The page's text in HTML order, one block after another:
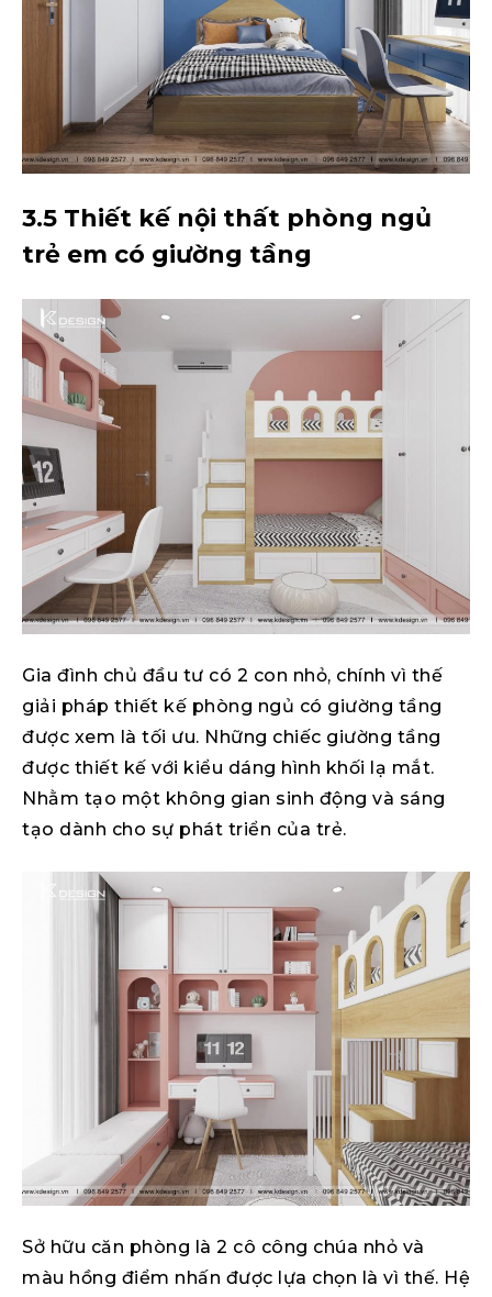
3.5 Thiết kế nội thất phòng ngủ
trẻ em có giường tầng
Gia đình chủ đầu tư có 2 con nhỏ, chính vì thế
giải pháp thiết kế phòng ngủ có giường tầng
được xem là tối ưu. Những chiếc giường tầng
được thiết kế với kiểu dáng hình khối lạ mắt.
Nhằm tạo một không gian sinh động và sáng
tạo dành cho sự phát triển của trẻ.
Sở hữu căn phòng là 2 cô công chúa nhỏ và
màu hồng điểm nhấn được lựa chọn là vì thế. Hệ